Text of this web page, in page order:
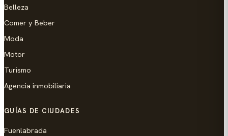
Belleza
Comer y Beber
Moda
Motor
Turismo
Agencia inmobiliaria
GUÍAS DE CIUDADES
Fuenlabrada